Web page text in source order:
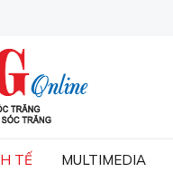
TẾ MULTIMEDIA